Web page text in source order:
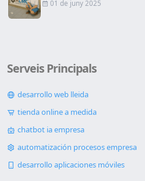
01 de juny 2025
Serveis Principals
desarrollo web lleida
tienda online a medida
chatbot ia empresa
automatización procesos empresa
desarrollo aplicaciones móviles